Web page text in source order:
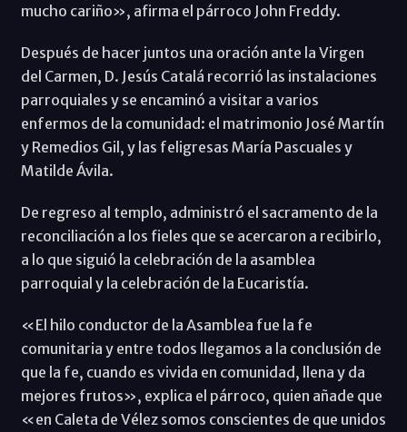
mucho cariño», afirma el párroco John Freddy.
Después de hacer juntos una oración ante la Virgen
del Carmen, D. Jesús Catalá recorrió las instalaciones
parroquiales y se encaminó a visitar a varios
enfermos de la comunidad: el matrimonio José Martín
y Remedios Gil, y las feligresas María Pascuales y
Matilde Ávila.
De regreso al templo, administró el sacramento de la
reconciliación a los fieles que se acercaron a recibirlo,
a lo que siguió la celebración de la asamblea
parroquial y la celebración de la Eucaristía.
«El hilo conductor de la Asamblea fue la fe
comunitaria y entre todos llegamos a la conclusión de
que la fe, cuando es vivida en comunidad, llena y da
mejores frutos», explica el párroco, quien añade que
«en Caleta de Vélez somos conscientes de que unidos